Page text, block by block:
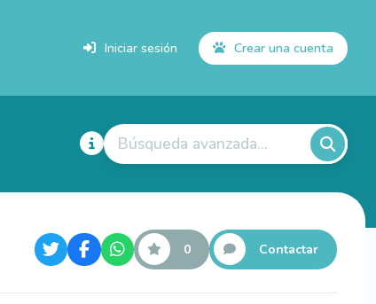
Iniciar sesión Crear una cuenta
Búsqueda avanzada...
0 Contactar